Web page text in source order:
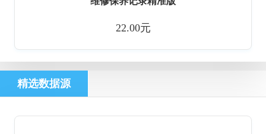
22.00元
精选数据源